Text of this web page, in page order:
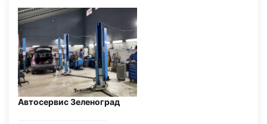
Автосервис Зеленоград